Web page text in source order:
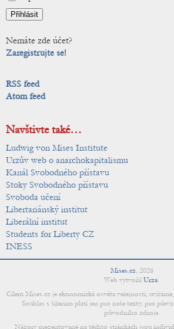
Nemáte zde účet?
Zaregistrujte se!
RSS feed
Atom feed
Navštivte také…
Ludwig von Mises Institute
Urzův web o anarchokapitalismu
Kanál Svobodného přístavu
Stoky Svobodného přístavu
Svoboda učení
Libertariánský institut
Liberální institut
Students for Liberty CZ
INESS
Mises.cz, 2026
Web vytvořil Urza.
Cílem Mises.cz je ekonomická osvěta veřejnosti;
Souhlas s šířením platí jen pro naše texty; pro
původního zdroje.
Názory prezentované na těchto stránkách jsou